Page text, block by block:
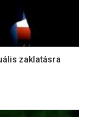
zaklatásra